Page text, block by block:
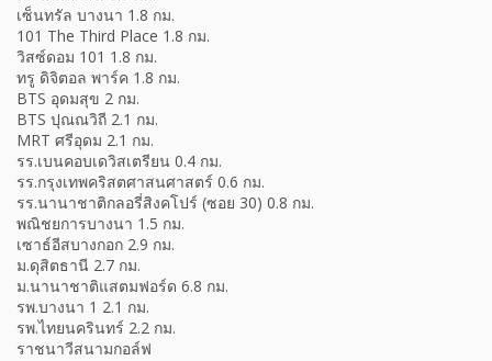
เซ็นทรัล บางนา 1.8 กม.
101 The Third Place 1.8 กม.
วิสซ์ดอม 101 1.8 กม.
ทรู ดิจิตอล พาร์ค 1.8 กม.
BTS อุดมสุข 2 กม.
BTS ปุณณวิถี 2.1 กม.
MRT ศรีอุดม 2.1 กม.
รร.เบนคอบเดวิสเตรียน 0.4 กม.
รร.กรุงเทพคริสตศาสนศาสตร์ 0.6 กม.
รร.นานาชาติกลอรี่สิงคโปร์ (ซอย 30) 0.8 กม.
พณิชยการบางนา 1.5 กม.
เซาธ์อีสบางกอก 2.9 กม.
ม.ดุสิตธานี 2.7 กม.
ม.นานาชาติแสตมฟอร์ด 6.8 กม.
รพ.บางนา 1 2.1 กม.
รพ.ไทยนครินทร์ 2.2 กม.
ราชนาวีสนามกอล์ฟ